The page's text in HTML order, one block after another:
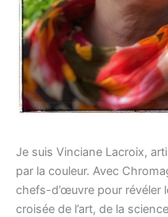
Je suis Vinciane Lacroix,
par la couleur. Avec
chefs-d’œuvre pour révéler
croisée de l’art, de la